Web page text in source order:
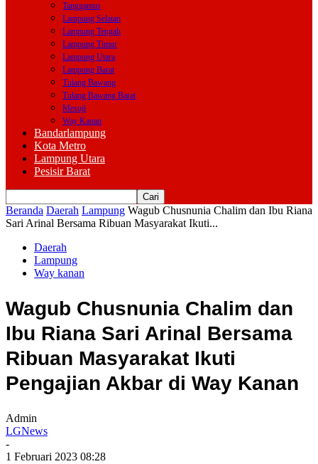
Tanggamus
Lampung Selatan
Lampung Tengah
Lampung Timur
Lampung Utara
Lampung Barat
Tulang Bawang
Tulang Bawang Barat
Mesuji
Way Kanan
Bandarlampung
Kota Metro
Lampung Utara
Pesisir Barat
Beranda Daerah Lampung Wagub Chusnunia Chalim dan Ibu Riana
Sari Arinal Bersama Ribuan Masyarakat Ikuti...
Daerah
Lampung
Way kanan
Wagub Chusnunia Chalim dan
Ibu Riana Sari Arinal Bersama
Ribuan Masyarakat Ikuti
Pengajian Akbar di Way Kanan
Admin
LGNews
-
1 Februari 2023 08:28